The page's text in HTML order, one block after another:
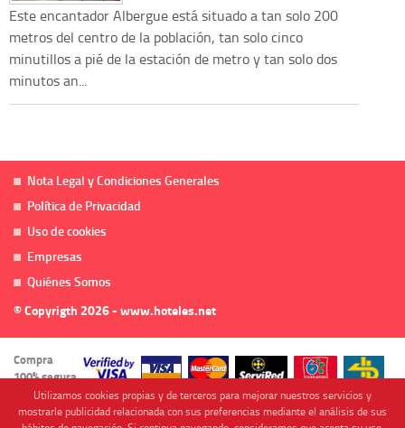
Este encantador Albergue está situado a tan solo 200
metros del centro de la población, tan solo cinco
minutillos a pié de la estación de metro y tan solo dos
minutos an...
Nota Legal y Condiciones Generales
Política de Privacidad
Uso de cookies
Empresas
Quiénes Somos
© Copyrigth 2026 - www.hoteles.net
Compra
100% segura
Utilizamos cookies propias y de terceros para mejorar nuestros servicios y
mostrarle publicidad relacionada con sus preferencias mediante el análisis de sus